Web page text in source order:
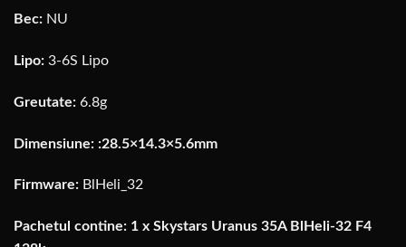
Bec: NU
Lipo: 3-6S Lipo
Greutate: 6.8g
Dimensiune: :28.5×14.3×5.6mm
Firmware: BlHeli_32
Pachetul contine: 1 x Skystars Uranus 35A BlHeli-32 F4